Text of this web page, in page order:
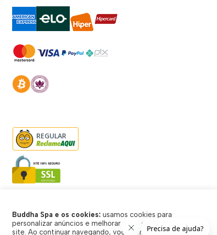
REGULAR
© Buddha Spa 2026 - Todos direitos reservados
Buddha Spa e os cookies: usamos cookies para
personalizar anúncios e melhorar a sua experiência no
site. Ao continuar navegando, você concorda com a